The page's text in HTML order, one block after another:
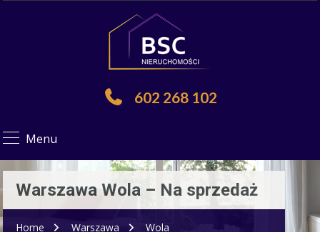
602 268 102
Menu
Warszawa Wola – Na sprzedaż
Home Warszawa Wola